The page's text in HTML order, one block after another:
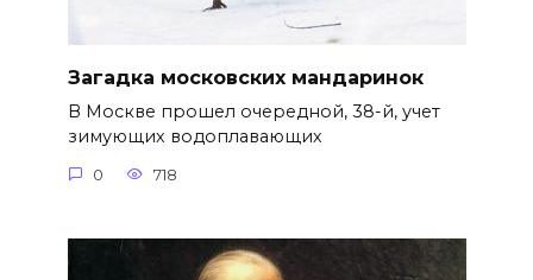
Загадка московских мандаринок
В Москве прошел очередной, 38-й, учет
зимующих водоплавающих
0 718